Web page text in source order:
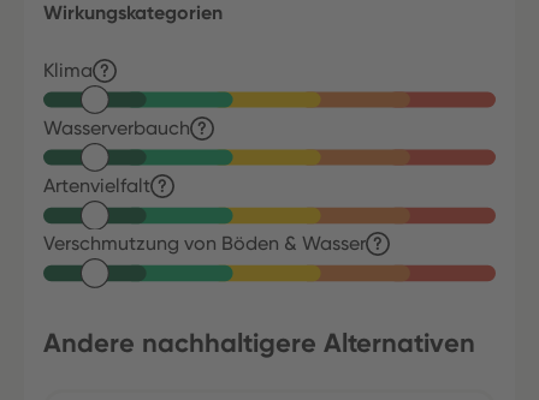
Wirkungskategorien
Klima
Wasserverbauch
Artenvielfalt
Verschmutzung von Böden & Wasser
Andere nachhaltigere Alternativen